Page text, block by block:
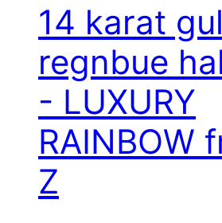
14 karat
regnbue
- LUXURY
RAINBOW
Z